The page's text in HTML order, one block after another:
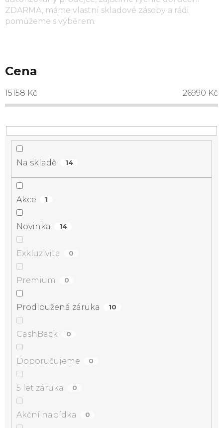
ZDARMA, máme vlastní skladové zásoby a rádi
pomůžeme s výběrem.
Cena
15158 Kč 26990 Kč
Na skladě 14
Akce 1
Novinka 14
Exkluzivita 0
Premium 0
Prodloužená záruka 10
CashBack 0
Doporučujeme 0
5 let záruka 0
Akční nabídka 0